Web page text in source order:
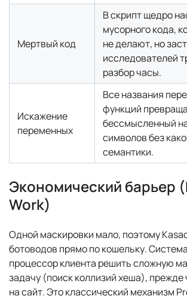
Мертвый код
В скрипт щедро
мусорного кода,
не делают, но
исследователей
разбор часы.
Искажение
переменных
Все названия
функций
бессмысленный
символов без
семантики.
Экономический барьер
Work)
Одной маскировки мало, поэтому
ботоводов прямо по кошельку.
процессор клиента решить сложную
задачу (поиск коллизий хеша), прежде
на сайт. Это классический механизм